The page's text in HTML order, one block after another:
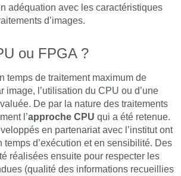
adéquation avec les caractéristiques
d’images.
ou FPGA ?
temps de traitement maximum de
image, l’utilisation du CPU ou d’une
De par la nature des traitements
l’approche CPU qui a été retenue.
en partenariat avec l’institut ont
temps d’exécution et en sensibilité. Des
réalisées ensuite pour respecter les
(qualité des informations recueillies